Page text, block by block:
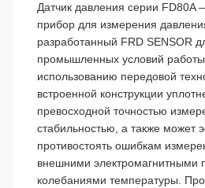
Датчик давления серии FD80A
прибор для измерения
разработанный FRD SENSOR
промышленных условий
использованию передовой
встроенной конструкции
превосходной точностью
стабильностью, а также может
противостоять ошибкам
внешними электромагнитными
колебаниями температуры.